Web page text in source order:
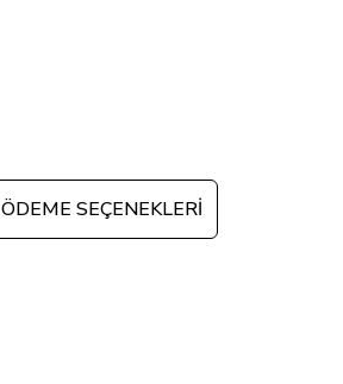
ÖDEME SEÇENEKLERI